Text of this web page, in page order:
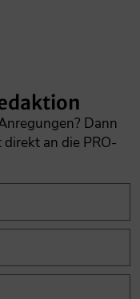
Dann
an die PRO-